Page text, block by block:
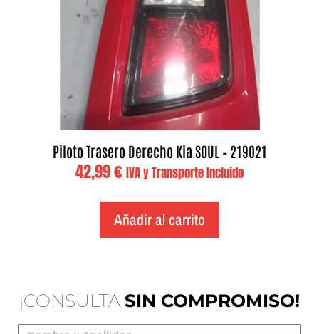
Piloto Trasero Derecho Kia SOUL – 219021
42,99€ IVA y Transporte Incluido
Añadir al carrito
¡CONSULTA SIN COMPROMISO!